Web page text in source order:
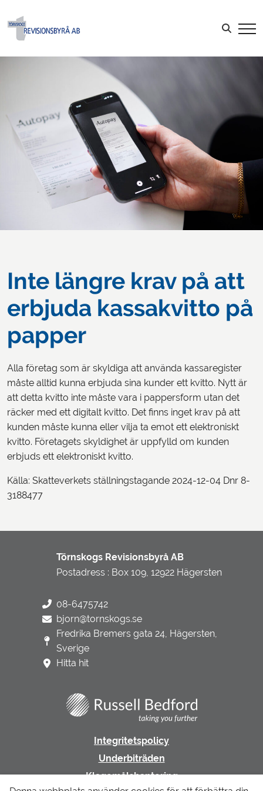
LOGGA IN Sök efter:
Inte längre krav på att
erbjuda kassakvitto på
papper
Alla företag som är skyldiga att använda kassaregister
måste alltid kunna erbjuda sina kunder ett kvitto. Nytt är
att detta kvitto inte måste vara i pappersform utan det
räcker med ett digitalt kvitto. Det finns inget krav på att
kunden måste kunna eller vilja ta emot ett elektroniskt
kvitto. Företagets skyldighet är uppfylld om kunden
erbjuds ett elektroniskt kvitto.
Källa: Skatteverkets ställningstagande 2024-12-04 Dnr 8-
3188477
Törnskogs Revisionsbyrå AB
Postadress : Box 109, 12922 Hägersten
08-6475742
bjorn@tornskogs.se
Fredrika Bremers gata 24, Hägersten,
Sverige
Hitta hit
Integritetspolicy
Underbiträden
Klagomålshantering